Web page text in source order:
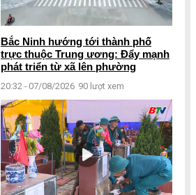
Bắc Ninh hướng tới thành phố
trực thuộc Trung ương: Đẩy mạnh
phát triển từ xã lên phường
20:32 - 07/08/2026 90 lượt xem